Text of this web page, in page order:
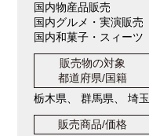
国内物産品販売
国内グルメ・実演販売
国内和菓子・スィーツ
販売物の対象
都道府県/国籍
栃木県、 群馬県、 埼
販売商品/価格